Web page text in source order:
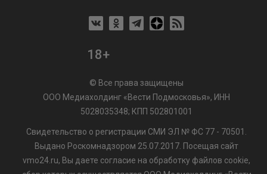
18+
© Все права защищены
ООО Медиахолдинг «Вести Подмосковья», ИНН
5028035348; КПП 502801001
Свидетельство о регистрации СМИ ЭЛ № ФС 77 - 70501.
Выдано Роскомнадзором 25.07.2017. Посещая сайт
vmo24.ru, Вы даете согласие на обработку файлов cookie,